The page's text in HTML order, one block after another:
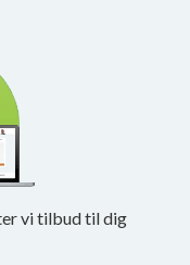
vi tilbud til dig